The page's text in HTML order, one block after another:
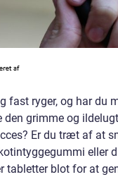
fast ryger, og har du
grimme og
Er du træt af at
eller
tabletter blot for at